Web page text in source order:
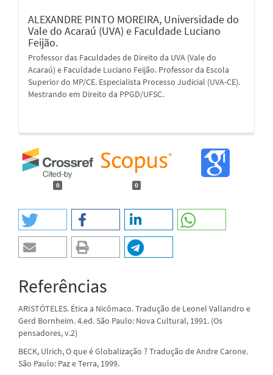
ALEXANDRE PINTO MOREIRA, Universidade do
Vale do Acaraú (UVA) e Faculdade Luciano
Feijão.
Professor das Faculdades de Direito da UVA (Vale do
Acaraú) e Faculdade Luciano Feijão. Professor da Escola
Superior do MP/CE. Especialista Processo Judicial (UVA-CE).
Mestrando em Direito da PPGD/UFSC.
0 0
Referências
ARISTÓTELES. Ética a Nicômaco. Tradução de Leonel Vallandro e
Gerd Bornheim. 4.ed. São Paulo: Nova Cultural, 1991. (Os
pensadores, v.2)
BECK, Ulrich, O que é Globalização ? Tradução de Andre Carone.
São Paulo: Paz e Terra, 1999.